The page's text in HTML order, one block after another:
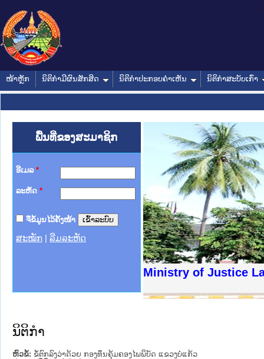
ໜ້າຫຼັກ ນິຕິກໍາມີຜົນສັກສິດ ນິຕິກໍາປະກອບຄໍາເຫັນ ນິຕິກໍາສະບັບເກົ່າ
ພື້ນທີ່ຂອງສະມາຊິກ
ອີເມລ *
ລະຫັດ *
ຈື່ຂໍ້ມູນໄວ້ຄັ້ງໜ້າ
ສະໝັກ ລືມລະຫັດ
Ministry of Justice
າຊົນ ພາກເໜືອ
ການ
ກາງ
ໃຕ້
ຕຳຫຼວດປະຊາຊົນ
ສັນຕິບານປະຊາຊົນ
ກເໜືອ
າຊົນ ພາກກາງ
ນິຕິກໍາ
ຫົວຂໍ້: ຂໍ້ຕົກລົງວ່າດ້ວຍ ກອງທຶນຄຸ້ມຄອງໄພພິບັດ ແຂວງບໍ່ແກ້ວ